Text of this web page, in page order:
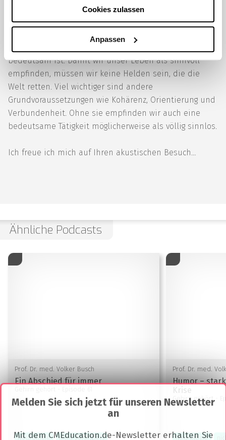
Cookies zulassen
Anpassen
des Konzepts Sinn jedoch nicht gerecht.
Bedeutsamkeit ist zwar durchaus eine wichtige Quelle
von Sinn, aber unser Tun empfinden wir nicht
bedeutsam ist. Damit wir unser Leben als sinnvoll
empfinden, müssen wir keine Helden sein, die die
Welt retten. Viel wichtiger sind andere
Grundvoraussetzungen wie Kohärenz, Orientierung und
Verbundenheit. Ohne sie empfinden wir auch eine
bedeutsame Tätigkeit möglicherweise als völlig sinnlos.
Ich freue ich mich auf Ihren akustischen Besuch…
Ähnliche Podcasts
Prof. Dr. med. Volker Busch
Ein Abschied für immer
Neurologie nicht zertifiziert
Prof. Dr. med.
Humor –
Krise
Gehirn gehört
Neurologie
Melden Sie sich jetzt für unseren Newsletter
an
Mit dem CMEducation.de-Newsletter erhalten Sie